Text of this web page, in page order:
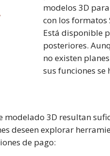
modelos 3D
con los formatos
Está disponible
posteriores.
no existen
sus funciones se
modelado 3D resultan
deseen explorar
de pago: